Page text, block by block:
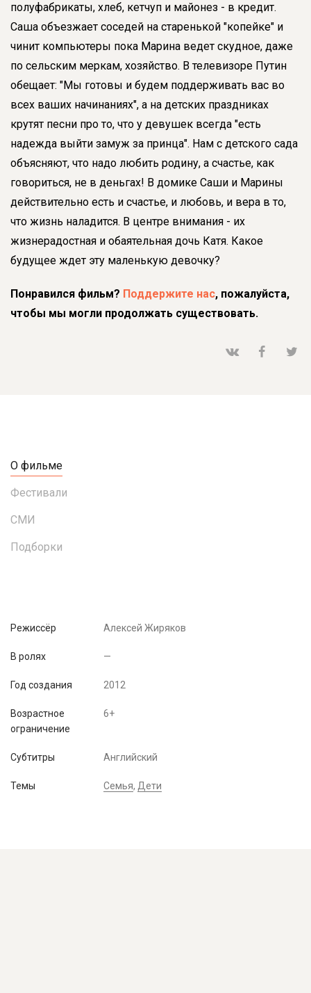
полуфабрикаты, хлеб, кетчуп и майонез - в кредит.
Саша объезжает соседей на старенькой "копейке" и
чинит компьютеры пока Марина ведет скудное, даже
по сельским меркам, хозяйство. В телевизоре Путин
обещает: "Мы готовы и будем поддерживать вас во
всех ваших начинаниях", а на детских праздниках
крутят песни про то, что у девушек всегда "есть
надежда выйти замуж за принца". Нам с детского сада
объясняют, что надо любить родину, а счастье, как
говориться, не в деньгах! В домике Саши и Марины
действительно есть и счастье, и любовь, и вера в то,
что жизнь наладится. В центре внимания - их
жизнерадостная и обаятельная дочь Катя. Какое
будущее ждет эту маленькую девочку?
Понравился фильм? Поддержите нас, пожалуйста,
чтобы мы могли продолжать существовать.
О фильме
Фестивали
СМИ
Подборки
Режиссёр Алексей Жиряков
В ролях —
Год создания 2012
Возрастное
ограничение
6+
Субтитры Английский
Темы Семья, Дети